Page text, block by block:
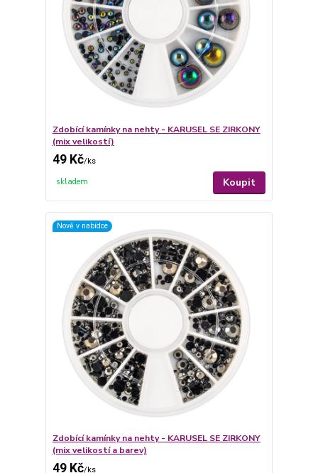
Zdobící kamínky na nehty - KARUSEL SE ZIRKONY
(mix velikostí)
49 Kč/ks
skladem Koupit
Nově v nabídce
Zdobící kamínky na nehty - KARUSEL SE ZIRKONY
(mix velikostí a barev)
49 Kč/ks